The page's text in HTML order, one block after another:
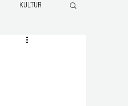
KULTUR
KIRCHHAIN